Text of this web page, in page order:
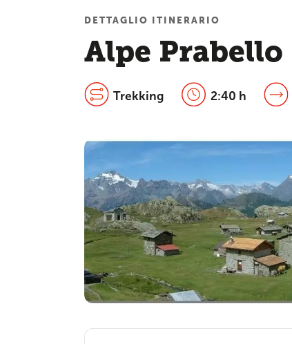
Alpe
DETTAGLIO ITINERARIO
Trekking 2:40 h